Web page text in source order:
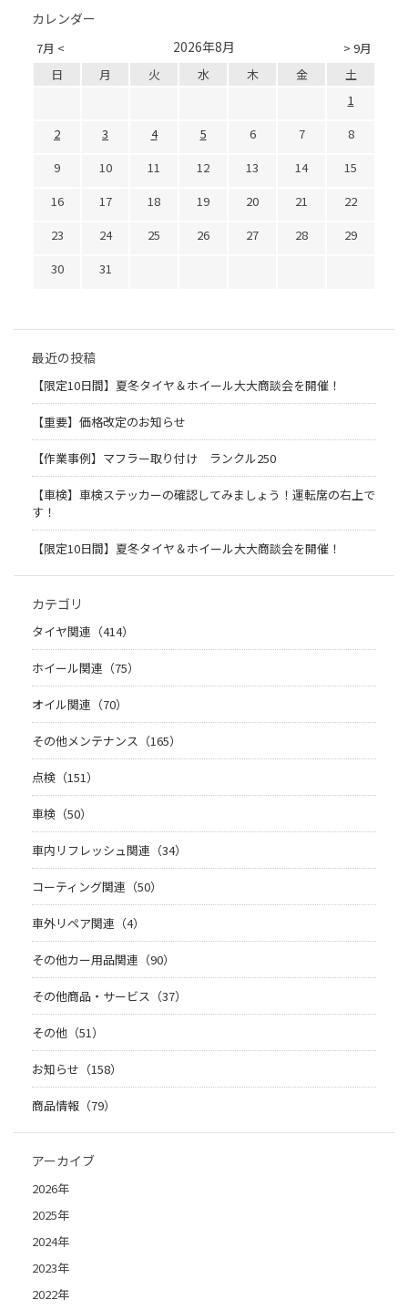
カレンダー
7月 < > 9月
2026年8月
日 月 火 水 木 金
土
1
2
3 4 5 6 7
8
9
10 11 12 13 14
15
16
17 18 19 20 21
22
23
24 25 26 27 28
29
30
31
最近の投稿
【限定10日間】夏冬タイヤ＆ホイール大大商談会を開催！
【重要】価格改定のお知らせ
【作業事例】マフラー取り付け ランクル250
【車検】車検ステッカーの確認してみましょう！運転席の右上で
す！
【限定10日間】夏冬タイヤ＆ホイール大大商談会を開催！
カテゴリ
タイヤ関連（414）
ホイール関連（75）
オイル関連（70）
その他メンテナンス（165）
点検（151）
車検（50）
車内リフレッシュ関連（34）
コーティング関連（50）
車外リペア関連（4）
その他カー用品関連（90）
その他商品・サービス（37）
その他（51）
お知らせ（158）
商品情報（79）
アーカイブ
2026年
2025年
2024年
2023年
2022年